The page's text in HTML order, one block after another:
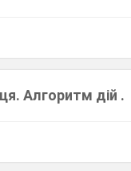
Алгоритм дій .